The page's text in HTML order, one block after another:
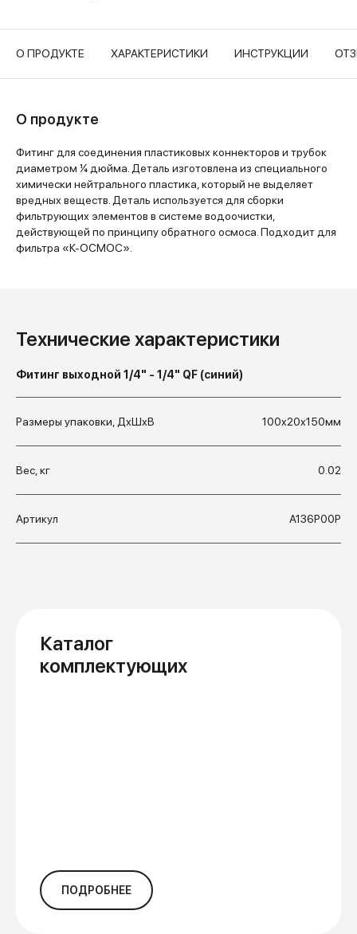
О ПРОДУКТЕ ХАРАКТЕРИСТИКИ ИНСТРУКЦИИ
О продукте
Фитинг для соединения пластиковых коннекторов и трубок
диаметром ¼ дюйма. Деталь изготовлена из специального
химически нейтрального пластика, который не выделяет
вредных веществ. Деталь используется для сборки
фильтрующих элементов в системе водоочистки,
действующей по принципу обратного осмоса. Подходит для
фильтра «К-ОСМОС».
Технические характеристики
Фитинг выходной 1/4" - 1/4" QF (синий)
Размеры упаковки, ДхШхВ 100x20x150мм
Вес, кг 0.02
Артикул А136Р00Р
Каталог
комплектующих
ПОДРОБНЕЕ